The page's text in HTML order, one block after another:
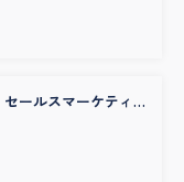
セールスマーケティ
ス）